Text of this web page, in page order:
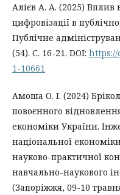
Алієв А. А. (2025) Вплив
цифровізації в
Публічне
(54). С. 16-21. DOI: https://
1-10661
Амоша О. І. (2024)
повоєнного
економіки України.
національної
науково-практичної
навчально-наукового
(Запоріжжя, 09-10